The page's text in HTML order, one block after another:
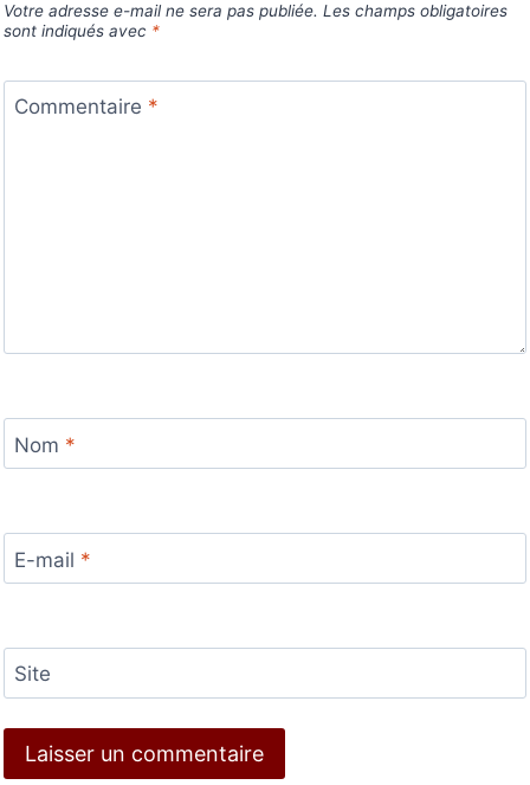
Votre adresse e-mail ne sera pas publiée. Les champs obligatoires
sont indiqués avec *
Commentaire *
Nom *
E-mail *
Site